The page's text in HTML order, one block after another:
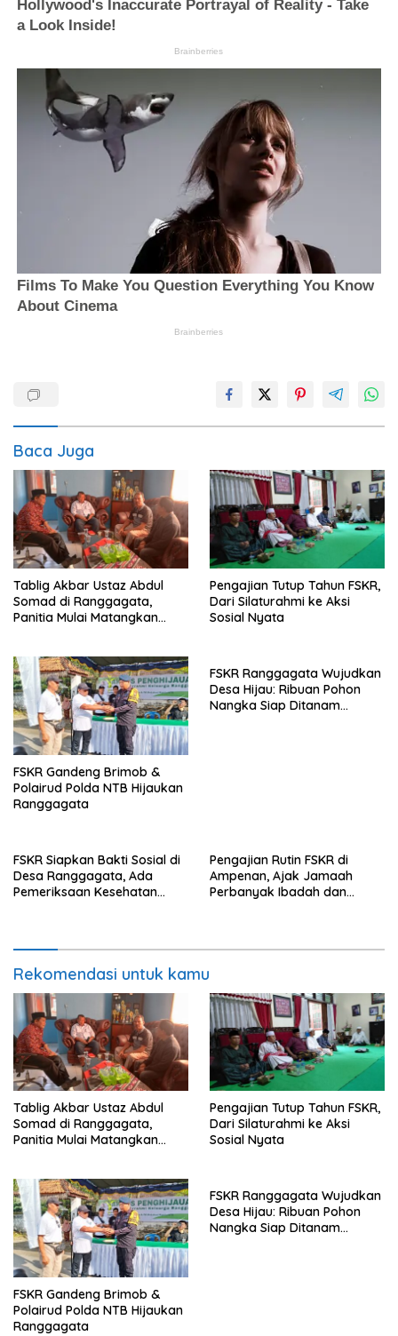
Baca Juga
Tablig Akbar Ustaz Abdul
Somad di Ranggagata,
Panitia Mulai Matangkan
Pengajian Tutup Tahun FSKR,
Dari Silaturahmi ke Aksi
Sosial Nyata
FSKR Gandeng Brimob &
Polairud Polda NTB Hijaukan
Ranggagata
FSKR Ranggagata Wujudkan
Desa Hijau: Ribuan Pohon
Nangka Siap Ditanam
FSKR Siapkan Bakti Sosial di
Desa Ranggagata, Ada
Pemeriksaan Kesehatan
Pengajian Rutin FSKR di
Ampenan, Ajak Jamaah
Perbanyak Ibadah dan
Rekomendasi untuk kamu
Tablig Akbar Ustaz Abdul
Somad di Ranggagata,
Panitia Mulai Matangkan
Pengajian Tutup Tahun FSKR,
Dari Silaturahmi ke Aksi
Sosial Nyata
FSKR Gandeng Brimob &
Polairud Polda NTB Hijaukan
Ranggagata
FSKR Ranggagata Wujudkan
Desa Hijau: Ribuan Pohon
Nangka Siap Ditanam